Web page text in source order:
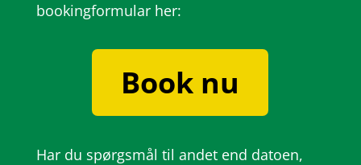
bookingformular her:
Book nu
Har du spørgsmål til andet end datoen,